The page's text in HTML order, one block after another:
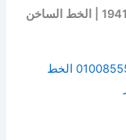
1 فكرة عن “رقم صيانة فريجيدير الدقهلية 19418 | الخط الساخن
صيانة فريجيدير الجيزة 01008555016 الخط